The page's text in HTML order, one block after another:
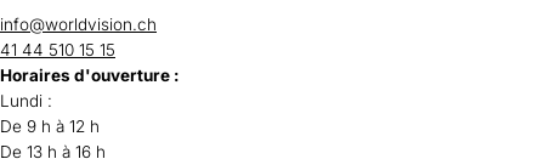
info@worldvision.ch
41 44 510 15 15
Horaires d'ouverture :
Lundi :
De 9 h à 12 h
De 13 h à 16 h